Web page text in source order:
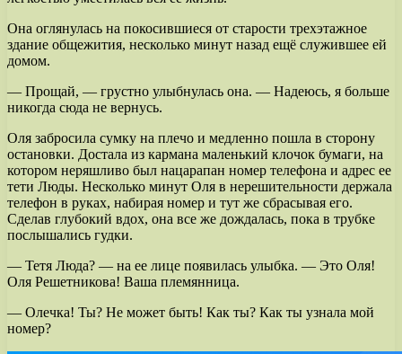
Она оглянулась на покосившиеся от старости трехэтажное
здание общежития, несколько минут назад ещё служившее ей
домом.
— Прощай, — грустно улыбнулась она. — Надеюсь, я больше
никогда сюда не вернусь.
Оля забросила сумку на плечо и медленно пошла в сторону
остановки. Достала из кармана маленький клочок бумаги, на
котором неряшливо был нацарапан номер телефона и адрес ее
тети Люды. Несколько минут Оля в нерешительности держала
телефон в руках, набирая номер и тут же сбрасывая его.
Сделав глубокий вдох, она все же дождалась, пока в трубке
послышались гудки.
— Тетя Люда? — на ее лице появилась улыбка. — Это Оля!
Оля Решетникова! Ваша племянница.
— Олечка! Ты? Не может быть! Как ты? Как ты узнала мой
номер?